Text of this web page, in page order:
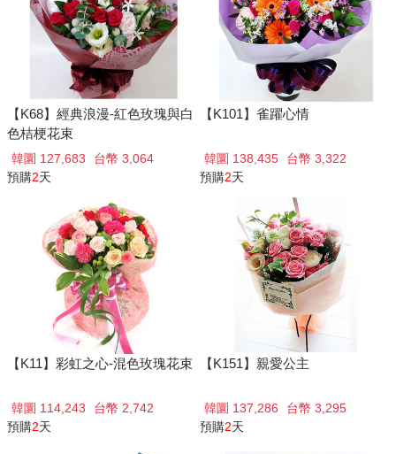
【K68】經典浪漫-紅色玫瑰與白
色桔梗花束
韓圜 127,683
台幣 3,064
預購2天
【K101】雀躍心情
韓圜 138,435
台幣 3,322
預購2天
【K11】彩虹之心-混色玫瑰花束
韓圜 114,243
台幣 2,742
預購2天
【K151】親愛公主
韓圜 137,286
台幣 3,295
預購2天